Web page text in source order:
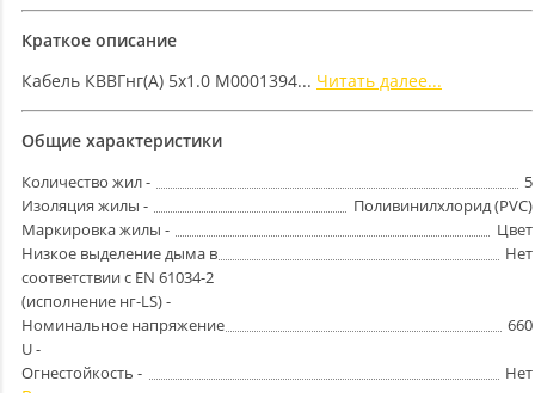
Краткое описание
Кабель КВВГнг(А) 5х1.0 M0001394... Читать далее...
Общие характеристики
Количество жил -
5
Изоляция жилы -
Поливинилхлорид (PVC)
Маркировка жилы -
Цвет
Низкое выделение дыма в
соответствии с EN 61034-2
(исполнение нг-LS) -
Нет
Номинальное напряжение
U -
660
Огнестойкость - Нет